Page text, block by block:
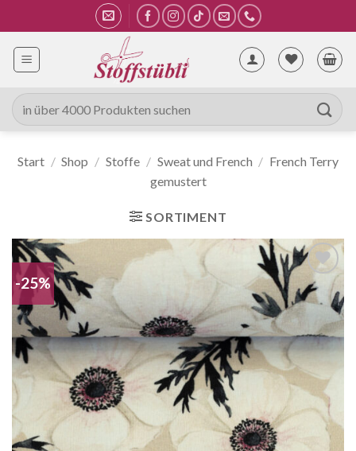
Inhalt
springen
Suche
nach:
Start / Shop / Stoffe / Sweat und French / French Terry
gemustert
SORTIMENT
-25%
Auf die
Wunschliste